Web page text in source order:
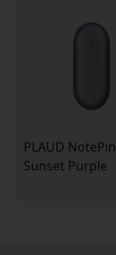
PLAUD NotePin
Sunset Purple